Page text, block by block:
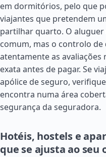
em dormitórios, pelo que
viajantes que pretendem
partilhar quarto. O
comum, mas o controlo de
atentamente as
exata antes de pagar. Se
apólice de seguro,
encontra numa área
segurança da seguradora.
Hotéis, hostels e
que se ajusta ao seu